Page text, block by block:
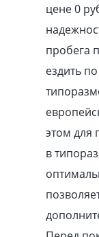
цене 0
пробега
ездить
этом для
в